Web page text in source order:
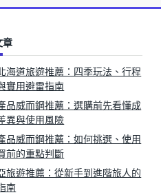
章
海道旅遊推薦：四季玩法、行程
實用避雷指南
品威而鋼推薦：選購前先看懂成
異與使用風險
品威而鋼推薦：如何挑選、使用
前的重點判斷
旅遊推薦：從新手到進階旅人的
南